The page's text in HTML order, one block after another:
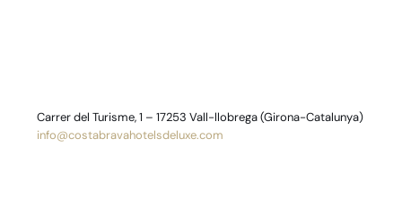
Carrer del Turisme, 1 – 17253 Vall-llobrega (Girona-Catalunya)
info@costabravahotelsdeluxe.com